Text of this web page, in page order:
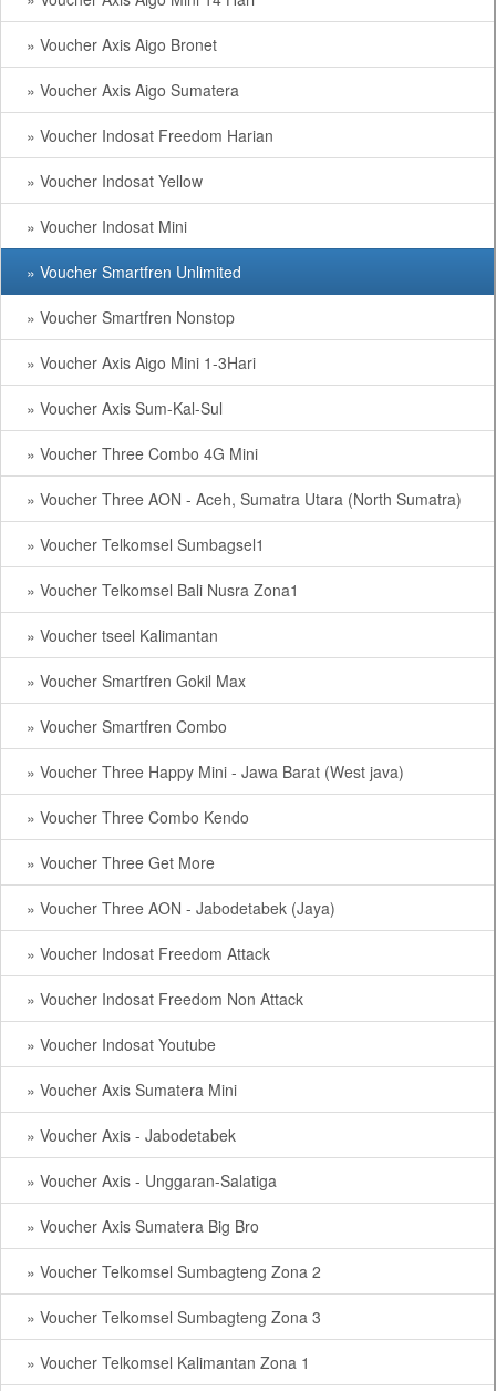
» Voucher Axis Aigo Bronet
» Voucher Axis Aigo Sumatera
» Voucher Indosat Freedom Harian
» Voucher Indosat Yellow
» Voucher Indosat Mini
» Voucher Smartfren Unlimited
» Voucher Smartfren Nonstop
» Voucher Axis Aigo Mini 1-3Hari
» Voucher Axis Sum-Kal-Sul
» Voucher Three Combo 4G Mini
» Voucher Three AON - Aceh, Sumatra Utara (North Sumatra)
» Voucher Telkomsel Sumbagsel1
» Voucher Telkomsel Bali Nusra Zona1
» Voucher tseel Kalimantan
» Voucher Smartfren Gokil Max
» Voucher Smartfren Combo
» Voucher Three Happy Mini - Jawa Barat (West java)
» Voucher Three Combo Kendo
» Voucher Three Get More
» Voucher Three AON - Jabodetabek (Jaya)
» Voucher Indosat Freedom Attack
» Voucher Indosat Freedom Non Attack
» Voucher Indosat Youtube
» Voucher Axis Sumatera Mini
» Voucher Axis - Jabodetabek
» Voucher Axis - Unggaran-Salatiga
» Voucher Axis Sumatera Big Bro
» Voucher Telkomsel Sumbagteng Zona 2
» Voucher Telkomsel Sumbagteng Zona 3
» Voucher Telkomsel Kalimantan Zona 1